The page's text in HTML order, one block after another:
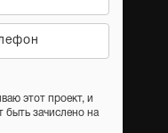
этот проект, и
быть зачислено на